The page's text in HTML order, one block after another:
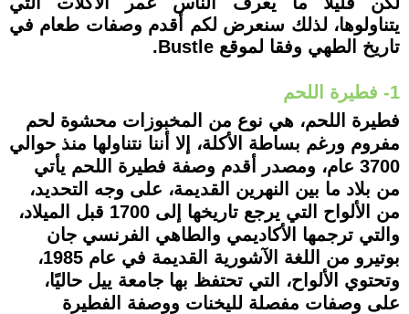
يتناولوها، لذلك سنعرض لكم أقدم وصفات طعام في
تاريخ الطهي وفقا لموقع Bustle.
1- فطيرة اللحم
فطيرة اللحم، هي نوع من المخبوزات محشوة لحم
مفروم ورغم بساطة الأكلة، إلا أننا نتناولها منذ حوالي
3700 عام، ومصدر أقدم وصفة فطيرة اللحم يأتي
من بلاد ما بين النهرين القديمة، على وجه التحديد،
من الألواح التي يرجع تاريخها إلى 1700 قبل الميلاد،
والتي ترجمها الأكاديمي والطاهي الفرنسي جان
بوتيرو من اللغة الآشورية القديمة في عام 1985،
وتحتوي الألواح، التي تحتفظ بها جامعة ييل حاليًا،
على وصفات مفصلة لليخنات ووصفة الفطيرة